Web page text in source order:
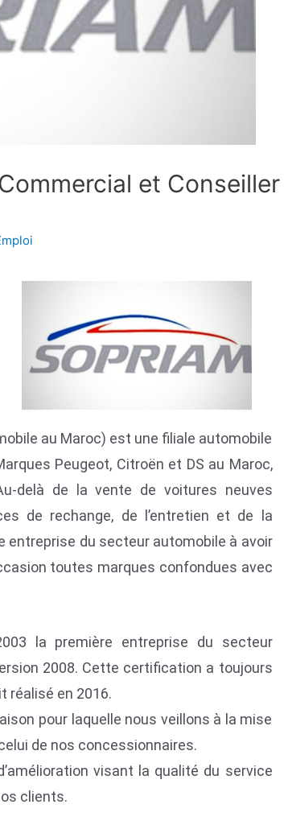
et Conseiller
au Maroc) est une filiale automobile
Peugeot, Citroën et DS au Maroc,
delà de la vente de voitures neuves
de rechange, de l’entretien et de la
entreprise du secteur automobile à avoir
toutes marques confondues avec
la première entreprise du secteur
2008. Cette certification a toujours
réalisé en 2016.
pour laquelle nous veillons à la mise
de nos concessionnaires.
visant la qualité du service
clients.